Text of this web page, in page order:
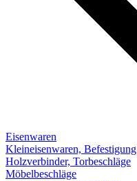
Eisenwaren
Kleineisenwaren, Befestigung
Holzverbinder, Torbeschläge
Möbelbeschläge